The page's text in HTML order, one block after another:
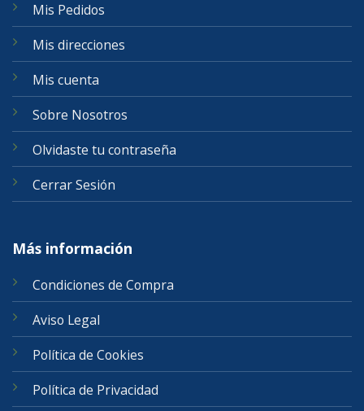
Mis Pedidos
Mis direcciones
Mis cuenta
Sobre Nosotros
Olvidaste tu contraseña
Cerrar Sesión
Más información
Condiciones de Compra
Aviso Legal
Política de Cookies
Política de Privacidad